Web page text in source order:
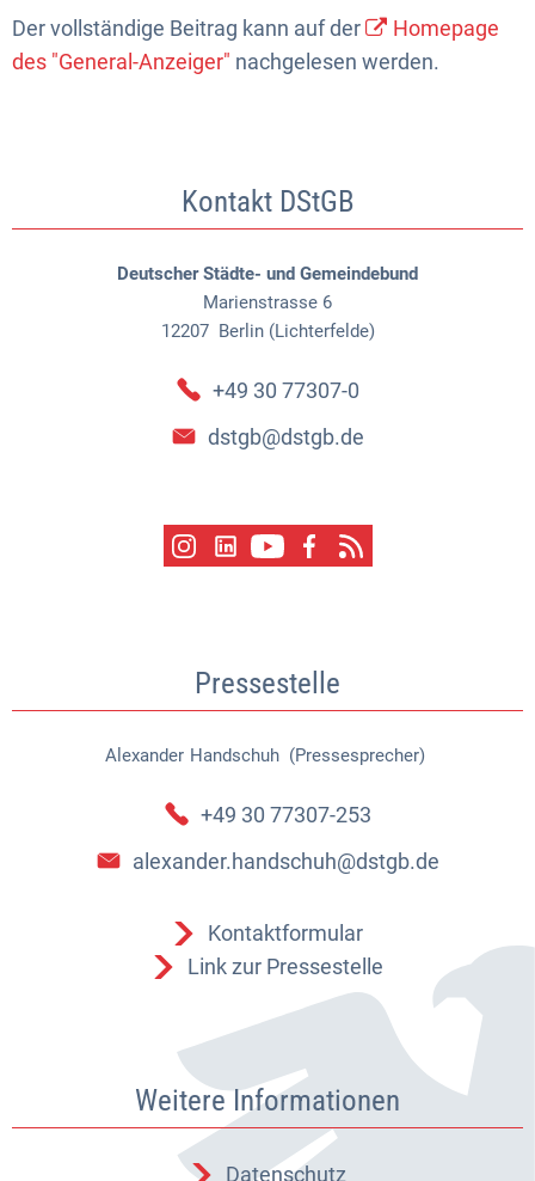
Der vollständige Beitrag kann auf der
Homepage
des "General-Anzeiger" nachgelesen werden.
Kontakt DStGB
Deutscher Städte- und Gemeindebund
Marienstrasse 6
12207 Berlin (Lichterfelde)
+49 30 77307-0
dstgb@dstgb.de
Pressestelle
Alexander Handschuh (Pressesprecher)
Alexander Handschuh
+49 30 77307-253
alexander.handschuh@dstgb.de
Kontaktformular
Link zur Pressestelle
Weitere Informationen
Datenschutz